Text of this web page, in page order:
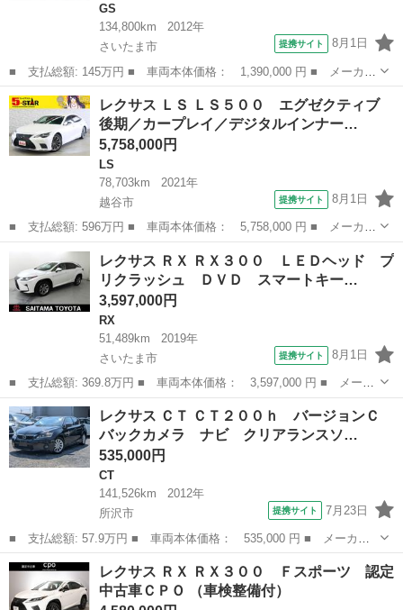
GS
134,800km
2012年
さいたま市
提携サイト 8月1日
■ 支払総額: 145万円 ■ 車両本体価格： 1,390,000 円 ■ メーカー
名： レクサス ■ 車種名： ＧＳ ■ グレード名： ＧＳ３５０
バージョンＬ 車高調 ＷＯＲＫ１９インチＡＷ 本革 サンルー
フ シートヒ...
埼玉 さいたま市
レクサス ＬＳ ＬＳ５００ エグゼクティブ
後期／カープレイ／デジタルインナー…
5,758,000円
LS
78,703km
2021年
越谷市
提携サイト 8月1日
■ 支払総額: 596万円 ■ 車両本体価格： 5,758,000 円 ■ メーカー
名： レクサス ■ 車種名： ＬＳ ■ グレード名： ＬＳ５００
エグゼクティブ 後期／カープレイ／デジタルインナーミラー／黒革
電動エアシ...
越谷市 LS
レクサス ＲＸ ＲＸ３００ ＬＥＤヘッド プ
リクラッシュ ＤＶＤ スマートキー…
3,597,000円
RX
51,489km
2019年
さいたま市
提携サイト 8月1日
■ 支払総額: 369.8万円 ■ 車両本体価格： 3,597,000 円 ■ メーカ
ー名： レクサス ■ 車種名： ＲＸ ■ グレード名： ＲＸ３０
０ ＬＥＤヘッド プリクラッシュ ＤＶＤ スマートキー パワー
シート Ｅ...
埼玉 さいたま市
レクサス ＣＴ ＣＴ２００ｈ バージョンＣ
バックカメラ ナビ クリアランスソ…
535,000円
CT
141,526km
2012年
所沢市
提携サイト 7月23日
■ 支払総額: 57.9万円 ■ 車両本体価格： 535,000 円 ■ メーカー
名： レクサス ■ 車種名： ＣＴ ■ グレード名： ＣＴ２００
ｈ バージョンＣ バックカメラ ナビ クリアランスソナー オー
トクルーズコン...
埼玉 所沢市 CT
レクサス ＲＸ ＲＸ３００ Ｆスポーツ 認定
中古車ＣＰＯ （車検整備付）